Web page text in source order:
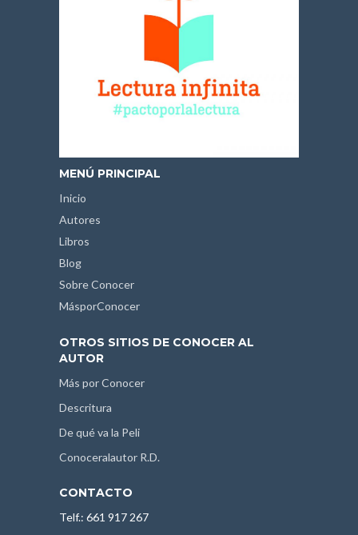
MENÚ PRINCIPAL
Inicio
Autores
Libros
Blog
Sobre Conocer
MásporConocer
OTROS SITIOS DE CONOCER AL
AUTOR
Más por Conocer
Descritura
De qué va la Peli
Conoceralautor R.D.
CONTACTO
Telf.: 661 917 267